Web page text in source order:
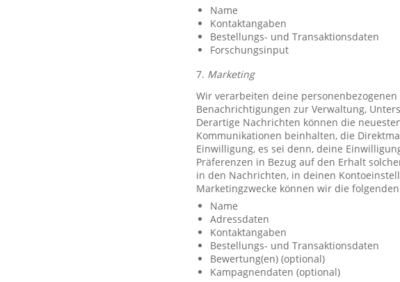
Name
Kontaktangaben
Bestellungs- und Transaktionsdaten
Forschungsinput
7. Marketing
Wir verarbeiten deine
Benachrichtigungen zur Verwaltung,
Derartige Nachrichten können die
Kommunikationen beinhalten, die
Einwilligung, es sei denn, deine
Präferenzen in Bezug auf den Erhalt
in den Nachrichten, in deinen
Marketingzwecke können wir die
Name
Adressdaten
Kontaktangaben
Bestellungs- und Transaktionsdaten
Bewertung(en) (optional)
Kampagnendaten (optional)